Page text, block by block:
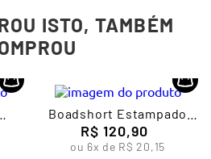
ISTO, TAMBÉM
Boadshort Estampado
Beachwear Lupo Kids
R$ 120,90
ou 6x de R$ 20,15